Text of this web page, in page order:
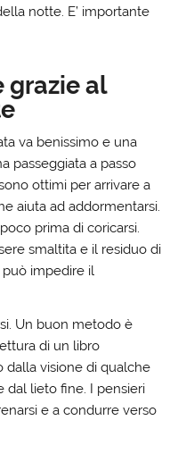
notte. E’ importante
grazie al
va benissimo e una
passeggiata a passo
ottimi per arrivare a
aiuta ad addormentarsi.
prima di coricarsi.
smaltita e il residuo di
impedire il
Un buon metodo è
di un libro
dalla visione di qualche
dal lieto fine. I pensieri
e a condurre verso